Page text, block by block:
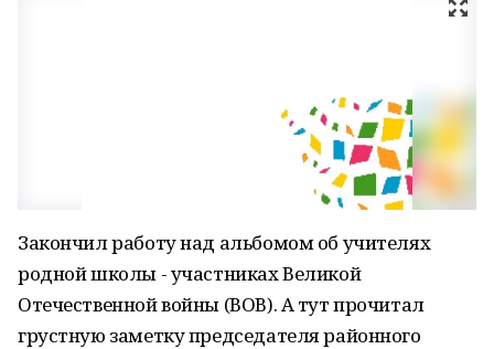
Закончил работу над альбомом об учителях
родной школы - участниках Великой
Отечественной войны (ВОВ). А тут прочитал
грустную заметку председателя районного